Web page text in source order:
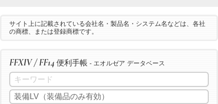
サイト上に記載されている会社名・製品名・システム名などは、各社
の商標、または登録商標です。
FFXIV / FF14 便利手帳 - エオルゼア データベース